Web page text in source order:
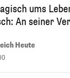
ums
An seiner
Heute